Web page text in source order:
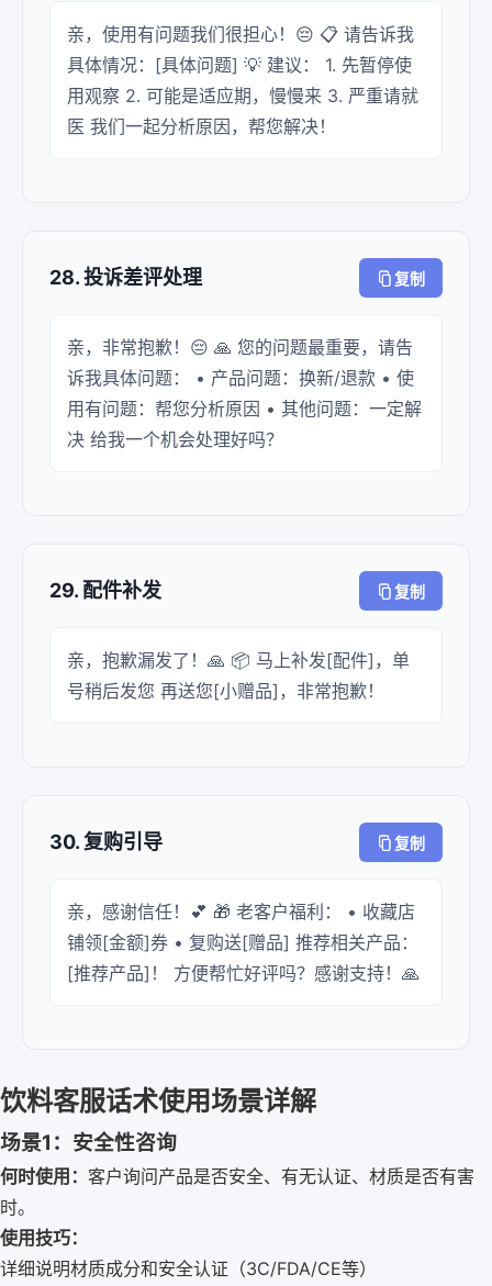
亲，使用有问题我们很担心！😔 📋 请告诉我
具体情况：[具体问题] 💡 建议： 1. 先暂停使
用观察 2. 可能是适应期，慢慢来 3. 严重请就
医 我们一起分析原因，帮您解决！
28. 投诉差评处理 复制
亲，非常抱歉！😔 🙏 您的问题最重要，请告
诉我具体问题： • 产品问题：换新/退款 • 使
用有问题：帮您分析原因 • 其他问题：一定解
决 给我一个机会处理好吗？
29. 配件补发 复制
亲，抱歉漏发了！🙏 📦 马上补发[配件]，单
号稍后发您 再送您[小赠品]，非常抱歉！
30. 复购引导 复制
亲，感谢信任！💕 🎁 老客户福利： • 收藏店
铺领[金额]券 • 复购送[赠品] 推荐相关产品：
[推荐产品]！ 方便帮忙好评吗？感谢支持！🙏
饮料客服话术使用场景详解
场景1：安全性咨询
何时使用： 客户询问产品是否安全、有无认证、材质是否有害
时。
使用技巧：
详细说明材质成分和安全认证（3C/FDA/CE等）